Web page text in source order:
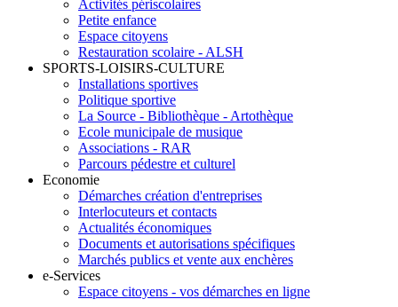
Activités périscolaires
Petite enfance
Espace citoyens
Restauration scolaire - ALSH
SPORTS-LOISIRS-CULTURE
Installations sportives
Politique sportive
La Source - Bibliothèque - Artothèque
Ecole municipale de musique
Associations - RAR
Parcours pédestre et culturel
Economie
Démarches création d'entreprises
Interlocuteurs et contacts
Actualités économiques
Documents et autorisations spécifiques
Marchés publics et vente aux enchères
e-Services
Espace citoyens - vos démarches en ligne